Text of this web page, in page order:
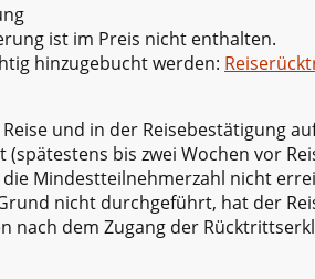
ist im Preis nicht enthalten.
hinzugebucht werden:
und in der Reisebestätigung
bis zwei Wochen vor
Mindestteilnehmerzahl nicht
nicht durchgeführt, hat der
nach dem Zugang der